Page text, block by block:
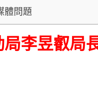
體問題
李昱叡局